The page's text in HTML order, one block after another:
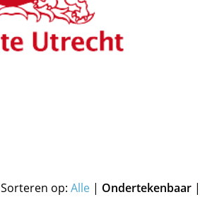
Sorteren op: Alle | Ondertekenbaar |